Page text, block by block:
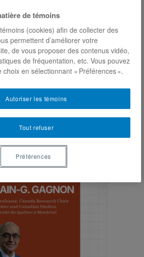
les autres fédérations.
nouvelles
de témoins
(cookies) afin de collecter des
permettent d’améliorer votre
de vous proposer des contenus vidéo,
de fréquentation, etc. Vous pouvez
en sélectionnant « Préférences ».
Tout refuser
Autoriser les témoins
Préférences